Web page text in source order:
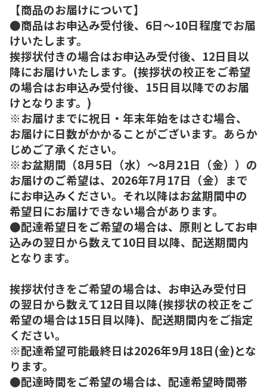
【商品のお届けについて】
●商品はお申込み受付後、6日～10日程度でお届
けいたします。
挨拶状付きの場合はお申込み受付後、12日目以
降にお届けいたします。(挨拶状の校正をご希望
の場合はお申込み受付後、15日目以降でのお届
けとなります。)
※お届けまでに祝日・年末年始をはさむ場合、
お届けに日数がかかることがございます。あらか
じめご了承ください。
※お盆期間（8月5日（水）～8月21日（金））の
お届けのご希望は、2026年7月17日（金）まで
にお申込みください。それ以降はお盆期間中の
希望日にお届けできない場合があります。
●配達希望日をご希望の場合は、原則としてお申
込みの翌日から数えて10日目以降、配送期間内
となります。
挨拶状付きをご希望の場合は、お申込み受付日
の翌日から数えて12日目以降(挨拶状の校正をご
希望の場合は15日目以降)、配送期間内をご指定
ください。
※配達希望可能最終日は2026年9月18日(金)とな
ります。
●配達時間をご希望の場合は、配達希望時間帯